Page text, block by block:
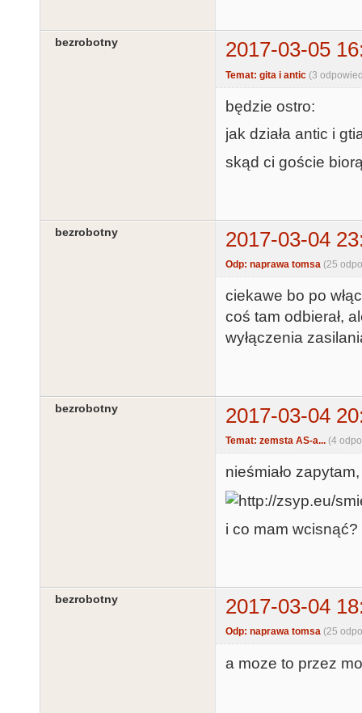
bezrobotny 2017-03-05
Temat: gita i antic (3
będzie ostro:
jak działa antic i
skąd ci goście
bezrobotny 2017-03-04
Odp: naprawa tomsa (25
ciekawe bo po
coś tam odbierał,
wyłączenia
bezrobotny 2017-03-04
Temat: zemsta AS-a... (4
nieśmiało
i co mam
bezrobotny 2017-03-04
Odp: naprawa tomsa (25
a moze to przez